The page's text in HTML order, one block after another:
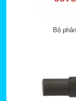
Bộ